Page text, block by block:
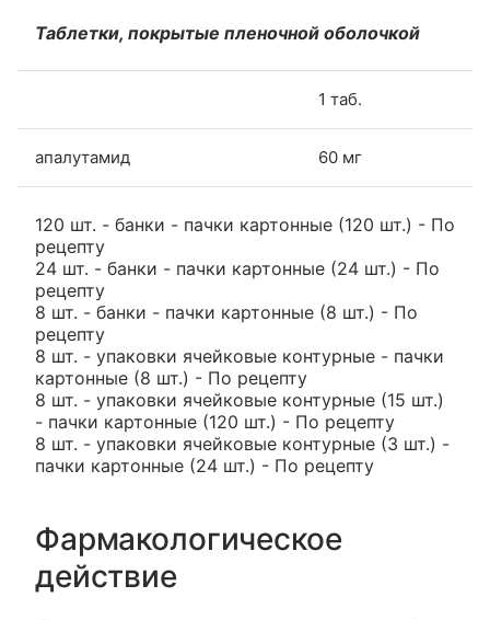
Таблетки, покрытые пленочной оболочкой
1 таб.
апалутамид 60 мг
120 шт. - банки - пачки картонные (120 шт.) - По
рецепту
24 шт. - банки - пачки картонные (24 шт.) - По
рецепту
8 шт. - банки - пачки картонные (8 шт.) - По
рецепту
8 шт. - упаковки ячейковые контурные - пачки
картонные (8 шт.) - По рецепту
8 шт. - упаковки ячейковые контурные (15 шт.)
- пачки картонные (120 шт.) - По рецепту
8 шт. - упаковки ячейковые контурные (3 шт.) -
пачки картонные (24 шт.) - По рецепту
Фармакологическое
действие